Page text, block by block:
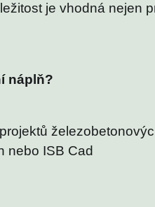
je vhodná nejen
náplň?
nebo ISB Cad